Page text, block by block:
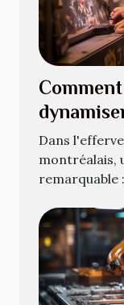
des
Dans
montréalais,
remarquable